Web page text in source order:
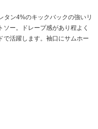
タン4%のキックバックの強いリ
ー。ドレープ感があり程よく
で活躍します。袖口にサムホー